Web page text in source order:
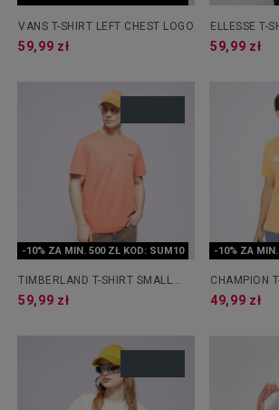
VANS T-SHIRT LEFT CHEST LOGO
59,99 zł
ELLESSE T-
OFF WHT
59,99 zł
-10% ZA MIN. 500 ZŁ KOD: SUM10
TIMBERLAND T-SHIRT SMALL
LOGO PRINT TEE
59,99 zł
-10% ZA
CHAMPION
T-SHIRT
49,99 zł